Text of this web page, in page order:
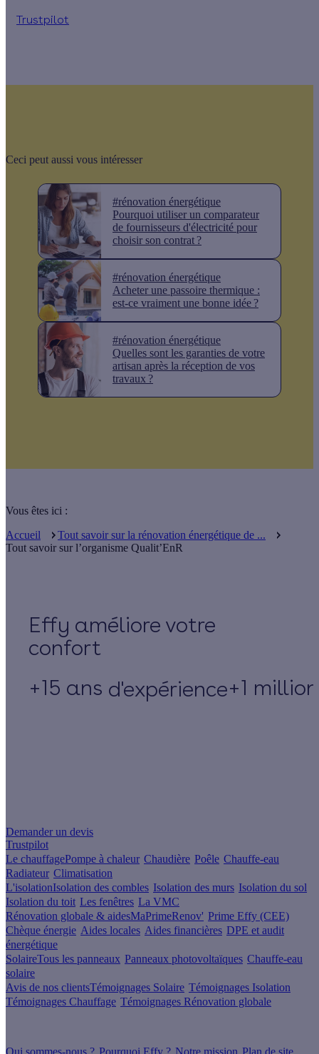
Trustpilot
Ceci peut aussi vous intéresser
#rénovation énergétique
Pourquoi utiliser un comparateur
de fournisseurs d'électricité pour
choisir son contrat ?
#rénovation énergétique
Acheter une passoire thermique :
est-ce vraiment une bonne idée ?
#rénovation énergétique
Quelles sont les garanties de votre
artisan après la réception de vos
travaux ?
Vous êtes ici :
Accueil
Tout savoir sur la rénovation énergétique de ...
Tout savoir sur l’organisme Qualit’EnR
Effy
+15 ans d'expérience+1
Demander un devis
Trustpilot
Le chauffagePompe à chaleur Chaudière Poêle Chauffe-eau
Radiateur Climatisation
L'isolationIsolation des combles Isolation des murs Isolation du sol
Isolation du toit Les fenêtres La VMC
Rénovation globale & aidesMaPrimeRenov' Prime Effy (CEE)
Chèque énergie Aides locales Aides financières DPE et audit
énergétique
SolaireTous les panneaux Panneaux photovoltaïques Chauffe-eau
solaire
Avis de nos clientsTémoignages Solaire Témoignages Isolation
Témoignages Chauffage Témoignages Rénovation globale